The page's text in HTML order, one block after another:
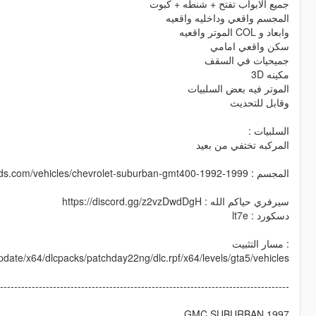
جميع الابواب تفتح + شنطه + كبوت
المجسم واقعي وداخليه واقعيه
وابعاد و COL الموتر واقعيه
سكن واقعي امامي
جميحيات في السقف
مكينه 3D
الموتر فيه بعض السلبيات
وقابل للتحديث
السلبيات :
المركبه تختفي من بعيد
المجسم : Gta5KoRn https://www.gta5-mods.com/vehicles/chevrolet-suburban-gmt400-1992-1999
سيرفري حياكم الله : https://discord.gg/z2vzDwdDgH
دسكورد : lt7e
: مسار التثبيت
x64/dlcpacks/patchday22ng/dlc.rpf/x64/levels/gta5/vehicles